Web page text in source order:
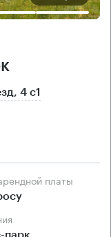
4 с1
платы